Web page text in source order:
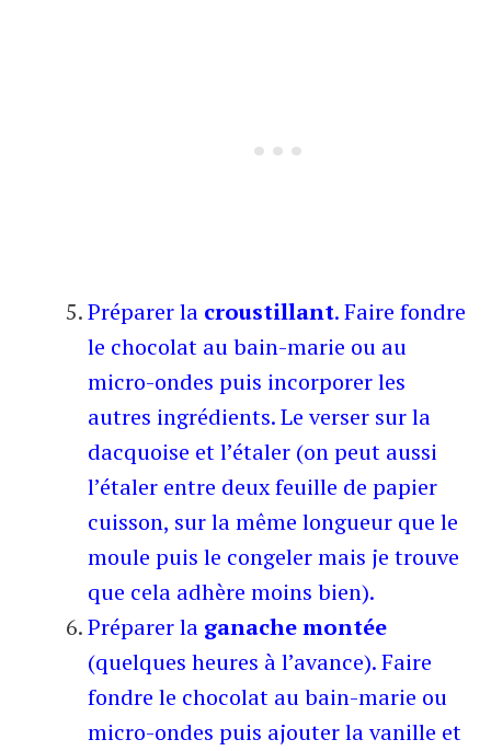
Préparer la croustillant. Faire fondre
le chocolat au bain-marie ou au
micro-ondes puis incorporer les
autres ingrédients. Le verser sur la
dacquoise et l’étaler (on peut aussi
l’étaler entre deux feuille de papier
cuisson, sur la même longueur que le
moule puis le congeler mais je trouve
que cela adhère moins bien).
Préparer la ganache montée
(quelques heures à l’avance). Faire
fondre le chocolat au bain-marie ou
micro-ondes puis ajouter la vanille et